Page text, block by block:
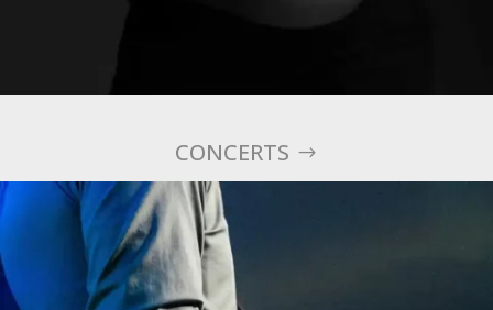
CONCERTS